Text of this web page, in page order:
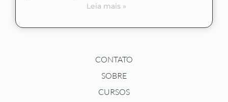
Leia mais »
CONTATO
SOBRE
CURSOS